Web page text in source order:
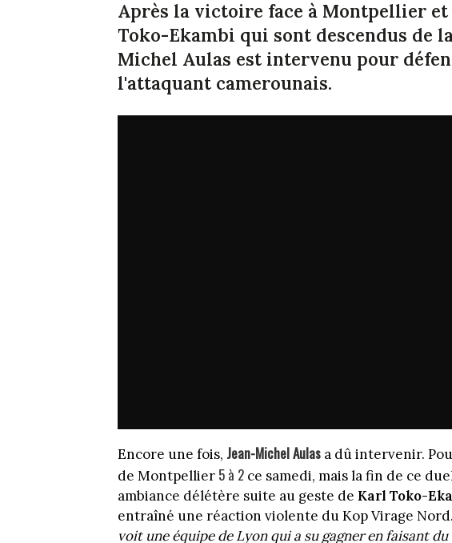
Après la victoire face à Montpellier
Toko-Ekambi qui sont descendus de
Michel Aulas est intervenu pour
l'attaquant camerounais.
Encore une fois, Jean-Michel Aulas a dû intervenir.
de Montpellier 5 à 2 ce samedi, mais la fin de ce
ambiance délétère suite au geste de Karl Toko-
entraîné une réaction violente du Kop Virage Nord.
voit une équipe de Lyon qui a su gagner en faisant